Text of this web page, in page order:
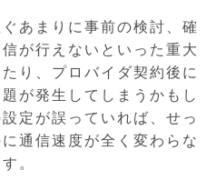
あまりに事前の検討、確
が行えないといった重大
り、プロバイダ契約後に
が発生してしまうかもし
定が誤っていれば、せっ
通信速度が全く変わらな
。